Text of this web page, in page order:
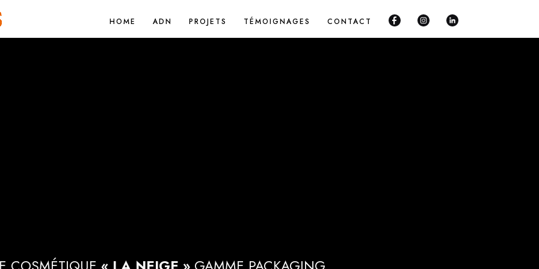
HOME ADN PROJETS TÉMOIGNAGES CONTACT